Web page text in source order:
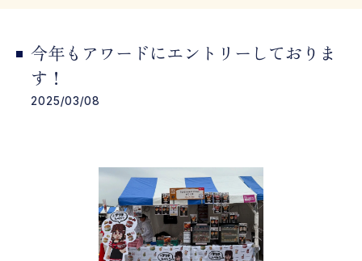
今年もアワードにエントリーしておりま
す！
2025/03/08